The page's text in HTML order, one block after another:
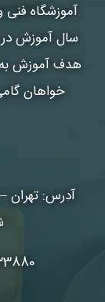
آموزشگاه فنی
سال آموزش در
هدف آموزش به
خواهان
آدرس: تهران
88730621